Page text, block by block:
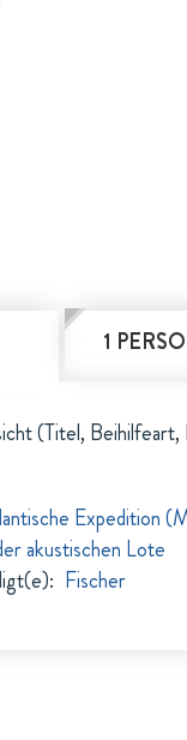
1
(Titel, Beihilfeart,
Expedition
akustischen Lote
: Fischer